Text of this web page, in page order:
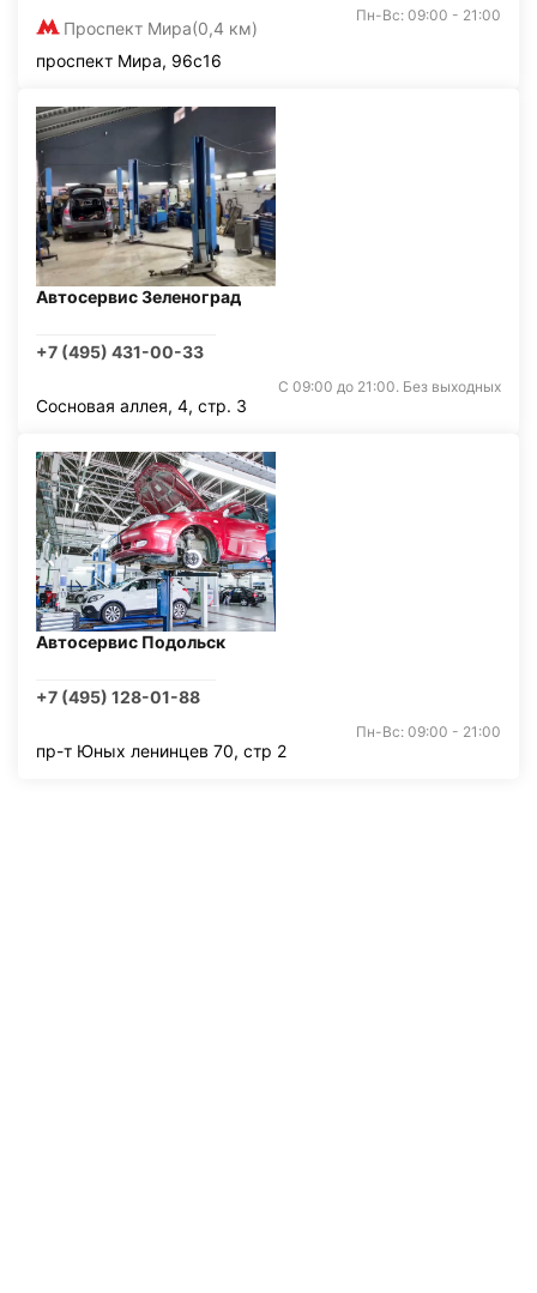
Проспект Мира(0,4 км)
Пн-Вс: 09:00 - 21:00
проспект Мира, 96с16
Автосервис Зеленоград
+7 (495) 431-00-33
С 09:00 до 21:00. Без выходных
Сосновая аллея, 4, стр. 3
Автосервис Подольск
+7 (495) 128-01-88
Пн-Вс: 09:00 - 21:00
пр-т Юных ленинцев 70, стр 2